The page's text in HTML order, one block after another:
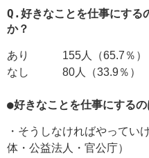
Q.好きなことを仕事にする
か？
あり 155人（65.7％）
なし 80人（33.9％）
●好きなことを仕事にするの
・そうしなければやってい
体・公益法人・官公庁）